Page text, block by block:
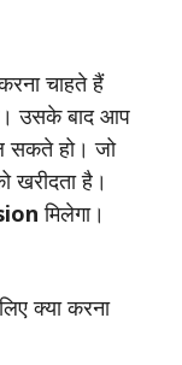
चाहते हैं
उसके बाद आप
सकते हो। जो
खरीदता है।
मिलेगा।
क्या करना